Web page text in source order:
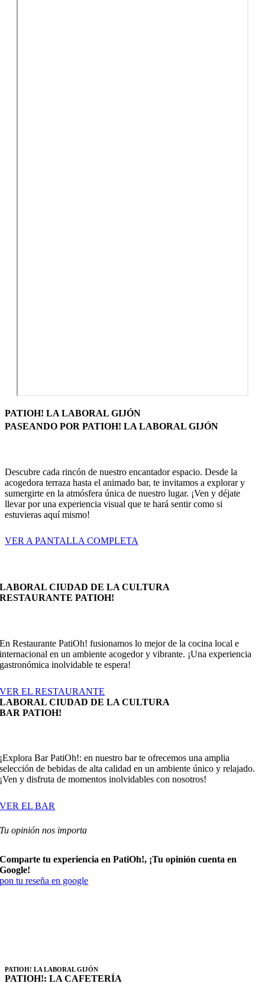
PATIOH! LA LABORAL GIJÓN
PASEANDO POR PATIOH! LA LABORAL GIJÓN
Descubre cada rincón de nuestro encantador espacio. Desde la
acogedora terraza hasta el animado bar, te invitamos a explorar y
sumergirte en la atmósfera única de nuestro lugar. ¡Ven y déjate
llevar por una experiencia visual que te hará sentir como si
estuvieras aquí mismo!
VER A PANTALLA COMPLETA
LABORAL CIUDAD DE LA CULTURA
RESTAURANTE PATIOH!
En Restaurante PatiOh! fusionamos lo mejor de la cocina local e
internacional en un ambiente acogedor y vibrante. ¡Una experiencia
gastronómica inolvidable te espera!
VER EL RESTAURANTE
LABORAL CIUDAD DE LA CULTURA
BAR PATIOH!
¡Explora Bar PatiOh!: en nuestro bar te ofrecemos una amplia
selección de bebidas de alta calidad en un ambiente único y relajado.
¡Ven y disfruta de momentos inolvidables con nosotros!
VER EL BAR
Tu opinión nos importa
Comparte tu experiencia en PatiOh!, ¡Tu opinión cuenta en
Google!
pon tu reseña en google
PATIOH! LA LABORAL GIJÓN
PATIOH!: LA CAFETERÍA